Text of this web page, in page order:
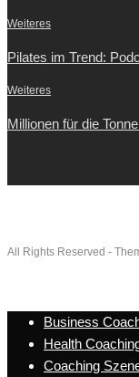
Weiteres
Pilates im Trend:
Weiteres
Millionen für die
All Rights Reserved -
Business
Health
Coaching